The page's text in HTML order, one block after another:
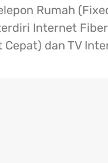
Rumah
Internet
dan TV